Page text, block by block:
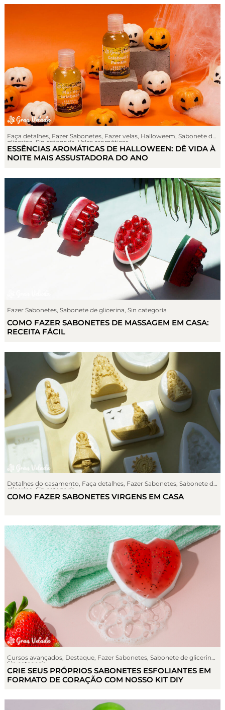
Faça detalhes Fazer Sabonetes Fazer velas Halloweem Sabonete de
glicerina Sin categoría Velas aromáticas
ESSÊNCIAS AROMÁTICAS DE HALLOWEEN: DÊ VIDA À
NOITE MAIS ASSUSTADORA DO ANO
Fazer Sabonetes Sabonete de glicerina Sin categoría
COMO FAZER SABONETES DE MASSAGEM EM CASA:
RECEITA FÁCIL
Detalhes do casamento, Faça detalhes, Fazer Sabonetes, Sabonete de
glicerina Sin categoría
COMO FAZER SABONETES VIRGENS EM CASA
Cursos avançados, Destaque, Fazer Sabonetes, Sabonete de glicerina
Sin categoría
CRIE SEUS PRÓPRIOS SABONETES ESFOLIANTES EM
FORMATO DE CORAÇÃO COM NOSSO KIT DIY